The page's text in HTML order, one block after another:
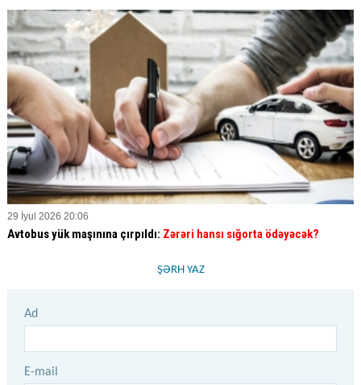
29 İyul 2026 20:06
Avtobus yük maşınına çırpıldı: Zərəri hansı sığorta ödəyəcək?
ŞƏRH YAZ
Ad
E-mail